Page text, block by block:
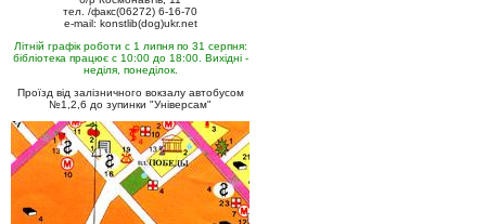
тел. /факс(06272) 6-16-70
e-mail: konstlib(dog)ukr.net
Літній графік роботи с 1 липня по 31 серпня:
бібліотека працює с 10:00 до 18:00. Вихідні -
неділя, понеділок.
Проїзд від залізничного вокзалу автобусом
№1,2,6 до зупинки "Універсам"